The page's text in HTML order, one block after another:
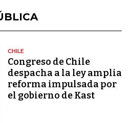
CHILE
Congreso de Chile
despacha a la ley amplia
reforma impulsada por
el gobierno de Kast